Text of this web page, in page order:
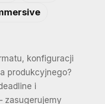
konfiguracji
produkcyjnego?
i
zasugerujemy